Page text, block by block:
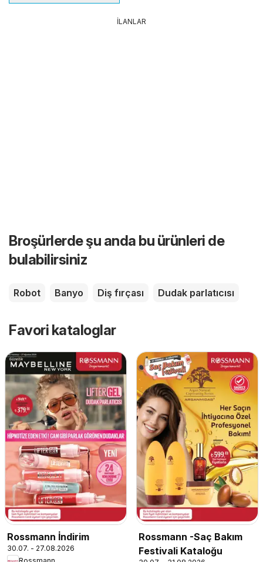
İLANLAR
Broşürlerde şu anda bu ürünleri de
bulabilirsiniz
Robot Banyo Diş fırçası Dudak parlatıcısı
Favori kataloglar
Rossmann İndirim
30.07. - 27.08.2026
Rossmann -Saç Bakım
Festivali Kataloğu